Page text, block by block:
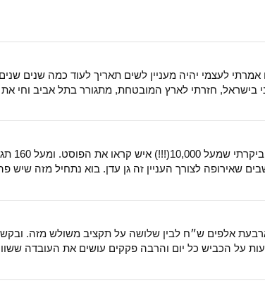
הי.
שאירופה לצורך העניין זה גן עדן. בוא נתחיל מזה
אלפים ש״ח לבין שלושה על תקציב משולש מזה. ובקשר
על הכביש כל יום והרבה פקקים עושים את העובדה